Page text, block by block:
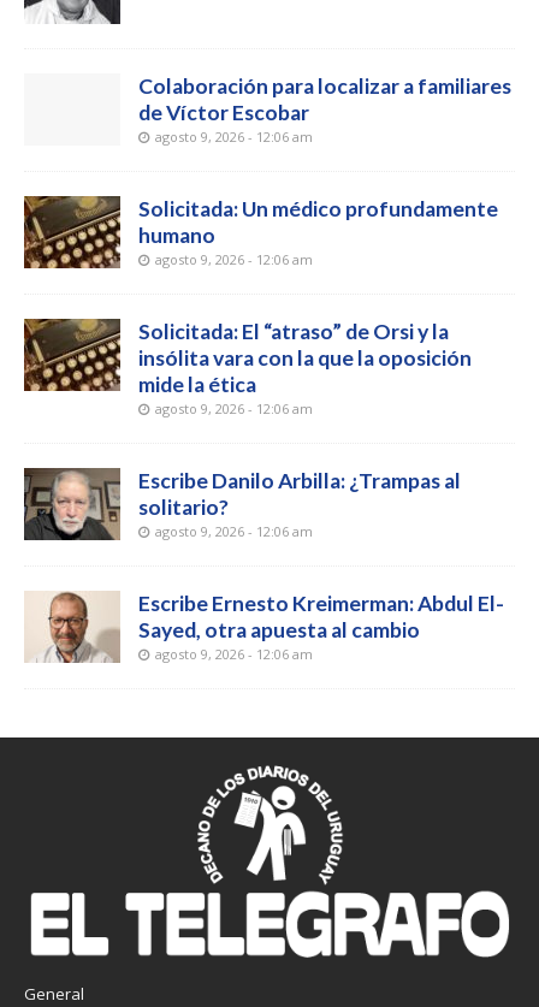
Colaboración para localizar a familiares
de Víctor Escobar
agosto 9, 2026 - 12:06 am
Solicitada: Un médico profundamente
humano
agosto 9, 2026 - 12:06 am
Solicitada: El “atraso” de Orsi y la
insólita vara con la que la oposición
mide la ética
agosto 9, 2026 - 12:06 am
Escribe Danilo Arbilla: ¿Trampas al
solitario?
agosto 9, 2026 - 12:06 am
Escribe Ernesto Kreimerman: Abdul El-
Sayed, otra apuesta al cambio
agosto 9, 2026 - 12:06 am
General